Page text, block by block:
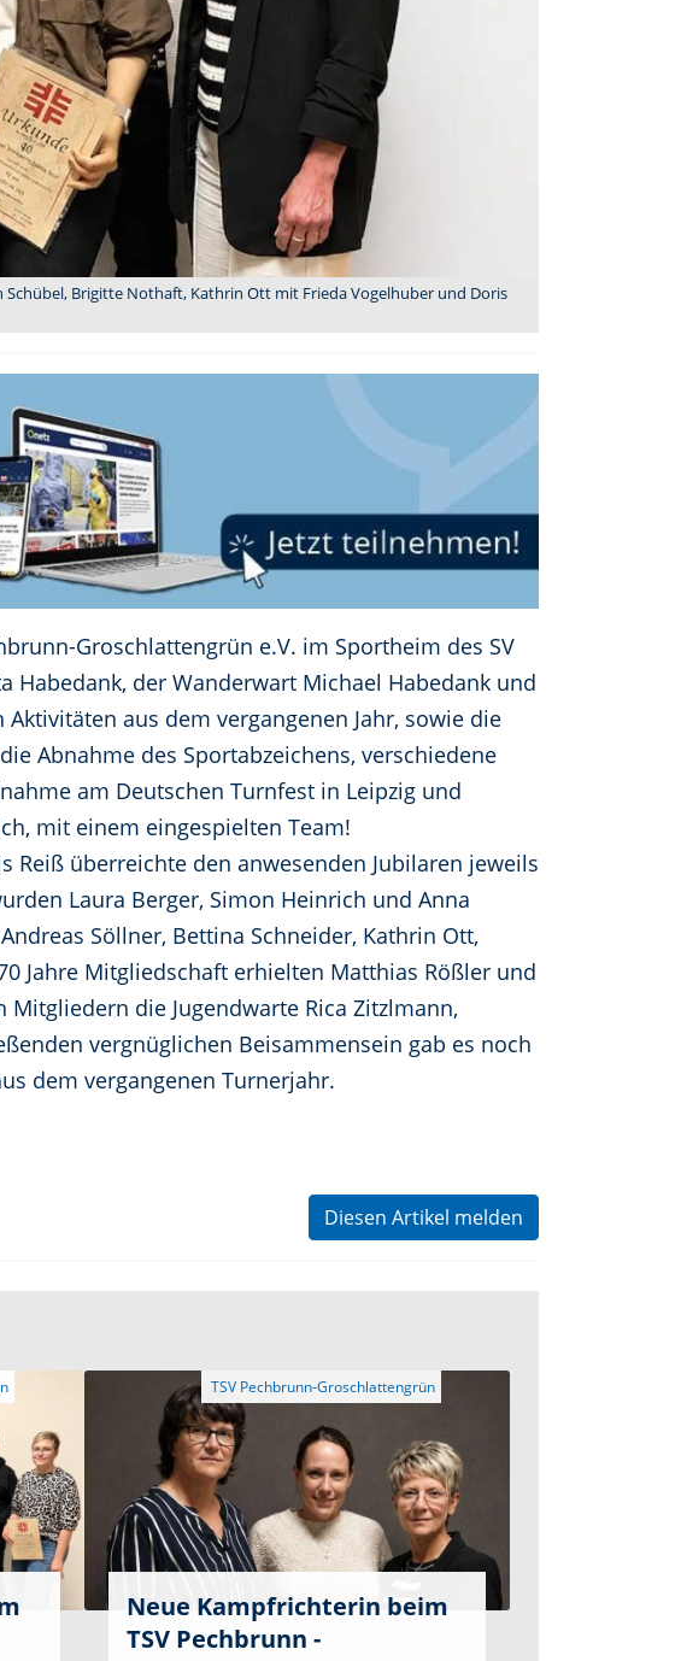
Brigitte Nothaft, Kathrin Ott mit Frieda Vogelhuber und Doris
Groschlattengrün e.V. im Sportheim des SV
Habedank, der Wanderwart Michael Habedank und
aus dem vergangenen Jahr, sowie die
Abnahme des Sportabzeichens, verschiedene
am Deutschen Turnfest in Leipzig und
mit einem eingespielten Team!
überreichte den anwesenden Jubilaren jeweils
Laura Berger, Simon Heinrich und Anna
Söllner, Bettina Schneider, Kathrin Ott,
Jahre Mitgliedschaft erhielten Matthias Rößler und
die Jugendwarte Rica Zitzlmann,
vergnüglichen Beisammensein gab es noch
dem vergangenen Turnerjahr.
Diesen Artikel melden
TSV Pechbrunn-Groschlattengrün
Neue Kampfrichterin beim
TSV Pechbrunn -